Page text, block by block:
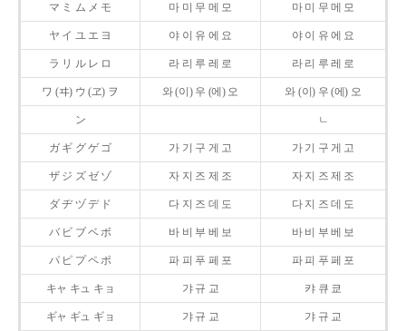
マ ミ ム メ モ 마 미 무 메 모 마 미 무 메 모
ヤ イ ユ エ ヨ 야 이 유 에 요 야 이 유 에 요
ラ リ ル レ ロ 라 리 루 레 로 라 리 루 레 로
ワ (ヰ) ウ (ヱ) ヲ 와 (이) 우 (에) 오 와 (이) 우 (에) 오
ン ㄴ
ガ ギ グ ゲ ゴ 가 기 구 게 고 가 기 구 게 고
ザ ジ ズ ゼ ゾ 자 지 즈 제 조 자 지 즈 제 조
ダ ヂ ヅ デ ド 다 지 즈 데 도 다 지 즈 데 도
バ ビ ブ ベ ボ 바 비 부 베 보 바 비 부 베 보
パ ピ プ ペ ポ 파 피 푸 페 포 파 피 푸 페 포
キャ キュ キョ 갸 규 교 캬 큐 쿄
ギャ ギュ ギョ 갸 규 교 갸 규 교